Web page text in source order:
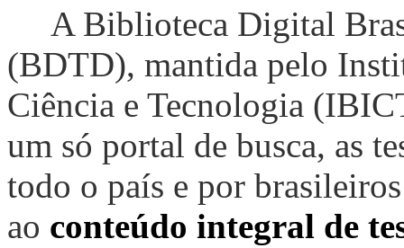
A Biblioteca Digital
(BDTD), mantida pelo
Ciência e Tecnologia
um só portal de busca, as
todo o país e por
ao conteúdo integral de